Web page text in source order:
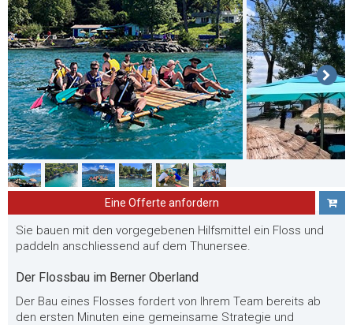
Eine Offerte anfordern
Sie bauen mit den vorgegebenen Hilfsmittel ein Floss und
paddeln anschliessend auf dem Thunersee.
Der Flossbau im Berner Oberland
Der Bau eines Flosses fordert von Ihrem Team bereits ab
den ersten Minuten eine gemeinsame Strategie und